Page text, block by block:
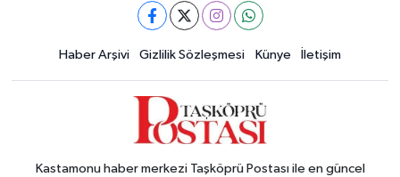
Haber Arşivi Gizlilik Sözleşmesi Künye İletişim
Kastamonu haber merkezi Taşköprü Postası ile en güncel